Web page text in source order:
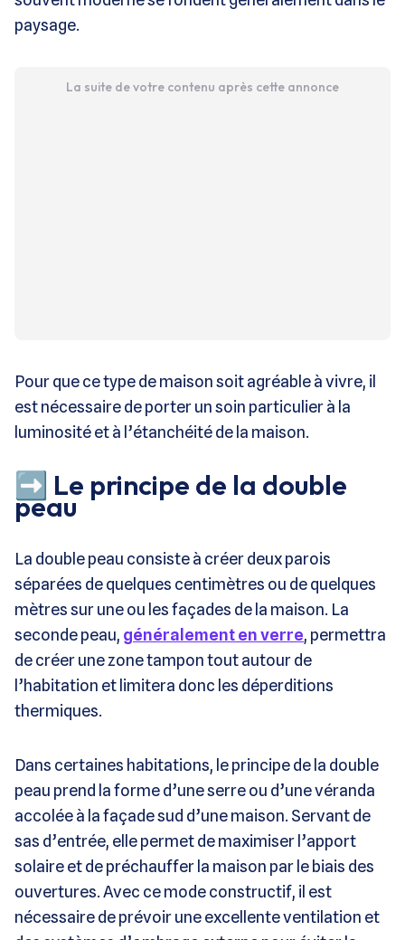
paysage.
La suite de votre contenu après cette annonce
Pour que ce type de maison soit agréable à vivre, il
est nécessaire de porter un soin particulier à la
luminosité et à l’étanchéité de la maison.
➡️ Le principe de la double
peau
La double peau consiste à créer deux parois
séparées de quelques centimètres ou de quelques
mètres sur une ou les façades de la maison. La
seconde peau, généralement en verre, permettra
de créer une zone tampon tout autour de
l’habitation et limitera donc les déperditions
thermiques.
Dans certaines habitations, le principe de la double
peau prend la forme d’une serre ou d’une véranda
accolée à la façade sud d’une maison. Servant de
sas d’entrée, elle permet de maximiser l’apport
solaire et de préchauffer la maison par le biais des
ouvertures. Avec ce mode constructif, il est
nécessaire de prévoir une excellente ventilation et